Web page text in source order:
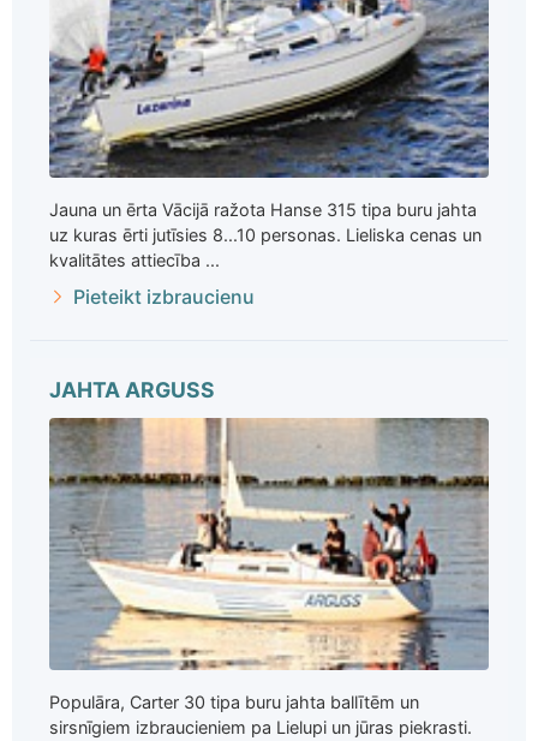
Jauna un ērta Vācijā ražota Hanse 315 tipa buru jahta
uz kuras ērti jutīsies 8...10 personas. Lieliska cenas un
kvalitātes attiecība ...
Pieteikt izbraucienu
JAHTA ARGUSS
Populāra, Carter 30 tipa buru jahta ballītēm un
sirsnīgiem izbraucieniem pa Lielupi un jūras piekrasti.